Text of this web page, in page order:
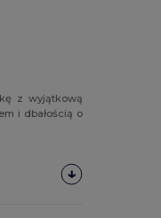
z wyjątkową
i dbałością o